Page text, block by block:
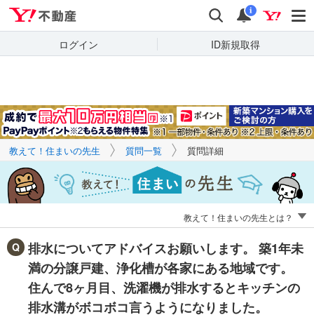
検索 通知
i
ログイン ID新規取得
キーワードで
質問を探す
教えて！住まいの先生 質問一覧 質問詳細
教えて！住まいの先生とは？
排水についてアドバイスお願いします。 築1年未
満の分譲戸建、浄化槽が各家にある地域です。
住んで8ヶ月目、洗濯機が排水するとキッチンの
排水溝がボコボコ言うようになりました。